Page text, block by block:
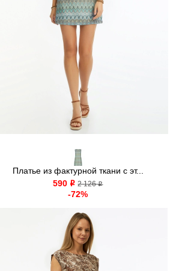
Платье из фактурной ткани с эт...
590 o 2 126o
-72%